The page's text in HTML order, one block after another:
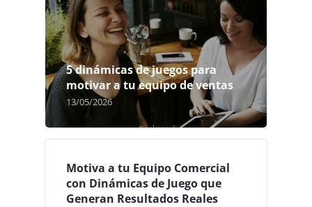
5 dinámicas de juegos para
motivar a tu equipo de ventas
13/05/2026
Motiva a tu Equipo Comercial
con Dinámicas de Juego que
Generan Resultados Reales